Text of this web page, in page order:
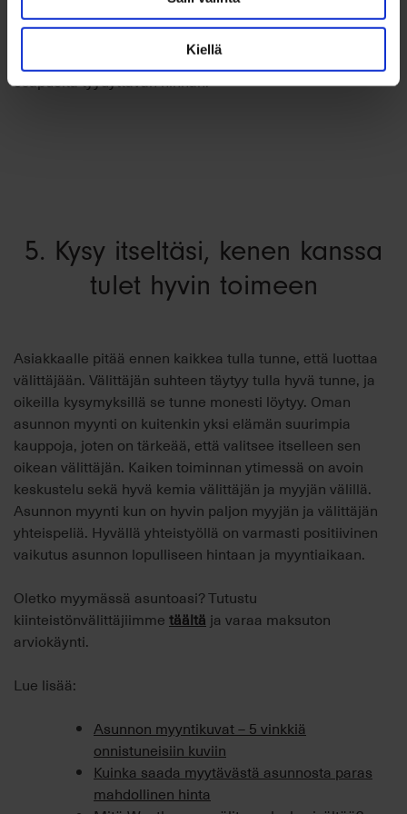
Kiellä
korkeammaksi. Tämä taas tarkoittaa sitä, että
saamaan myytävästä asunnosta realistisen ja jokaista
osapuolta tyydyttävän hinnan.
5. Kysy itseltäsi, kenen kanssa
tulet hyvin toimeen
Asiakkaalle pitää ennen kaikkea tulla tunne, että luottaa
välittäjään. Välittäjän suhteen täytyy tulla hyvä tunne, ja
oikeilla kysymyksillä se tunne monesti löytyy. Oman
asunnon myynti on kuitenkin yksi elämän suurimpia
kauppoja, joten on tärkeää, että valitsee itselleen sen
oikean välittäjän. Kaiken toiminnan ytimessä on avoin
keskustelu sekä hyvä kemia välittäjän ja myyjän välillä.
Asunnon myynti kun on hyvin paljon myyjän ja välittäjän
yhteispeliä. Hyvällä yhteistyöllä on varmasti positiivinen
vaikutus asunnon lopulliseen hintaan ja myyntiaikaan.
Oletko myymässä asuntoasi? Tutustu
kiinteistönvälittäjiimme täältä ja varaa maksuton
arviokäynti.
Lue lisää:
Asunnon myyntikuvat – 5 vinkkiä
onnistuneisiin kuviin
Kuinka saada myytävästä asunnosta paras
mahdollinen hinta